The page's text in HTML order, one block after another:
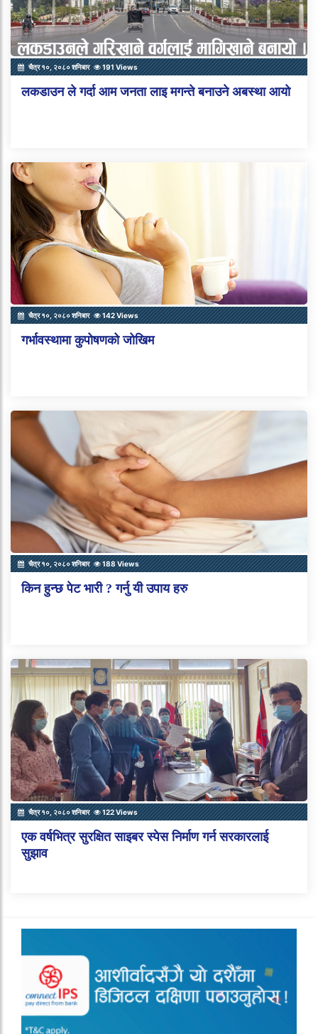
चैत्र १०, २०८० शनिबार 191 Views
लकडाउन ले गर्दा आम जनता लाइ मगन्ते बनाउने अबस्था आयो
चैत्र १०, २०८० शनिबार 142 Views
गर्भावस्थामा कुपोषणको जोखिम
चैत्र १०, २०८० शनिबार 188 Views
किन हुन्छ पेट भारी ? गर्नु यी उपाय हरु
चैत्र १०, २०८० शनिबार 122 Views
एक वर्षभित्र सुरक्षित साइबर स्पेस निर्माण गर्न सरकारलाई
सुझाव